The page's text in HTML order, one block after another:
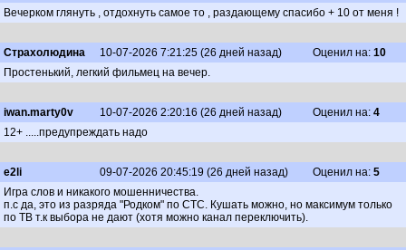
Вечерком глянуть , отдохнуть самое то , раздающему спасибо + 10 от меня !
Страхолюдина 10-07-2026 7:21:25 (26 дней назад) Оценил на: 10
Простенький, легкий фильмец на вечер.
iwan.marty0v 10-07-2026 2:20:16 (26 дней назад) Оценил на: 4
12+ .....предупреждать надо
e2li 09-07-2026 20:45:19 (26 дней назад) Оценил на: 5
Игра слов и никакого мошенничества.
п.с да, это из разряда "Родком" по СТС. Кушать можно, но максимум только
по ТВ т.к выбора не дают (хотя можно канал переключить).